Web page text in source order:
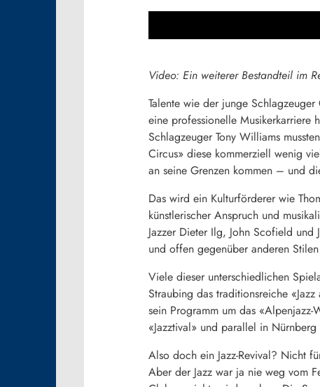
Video: Ein weiterer Bestandteil im
Talente wie der junge
eine professionelle
Schlagzeuger Tony Williams
Circus» diese kommerziell wenig
an seine Grenzen kommen – und
Das wird ein Kulturförderer wie
künstlerischer Anspruch und
Jazzer Dieter Ilg, John Scofield
und offen gegenüber anderen
Viele dieser unterschiedlichen
Straubing das traditionsreiche
sein Programm um das
«Jazztival» und parallel in
Also doch ein Jazz-Revival? Nicht
Aber der Jazz war ja nie weg vom